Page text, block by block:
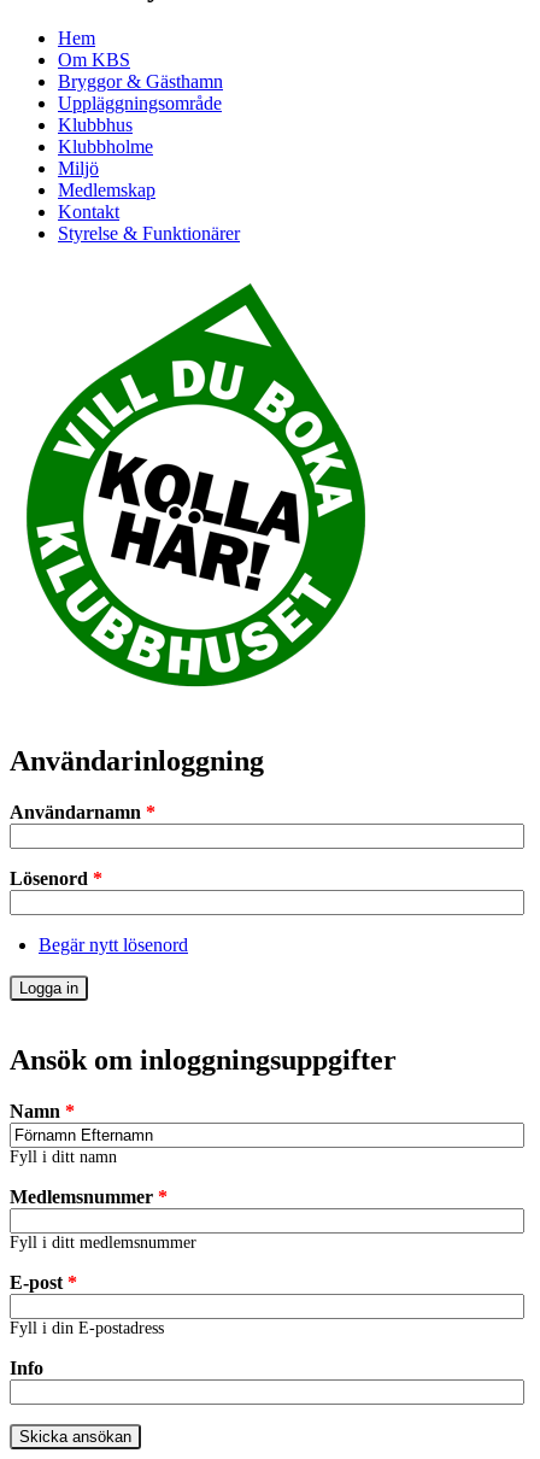
Hem
Om KBS
Bryggor & Gästhamn
Uppläggningsområde
Klubbhus
Klubbholme
Miljö
Medlemskap
Kontakt
Styrelse & Funktionärer
Användarinloggning
Användarnamn *
Lösenord *
Begär nytt lösenord
Ansök om inloggningsuppgifter
Namn *
Fyll i ditt namn
Medlemsnummer *
Fyll i ditt medlemsnummer
E-post *
Fyll i din E-postadress
Info